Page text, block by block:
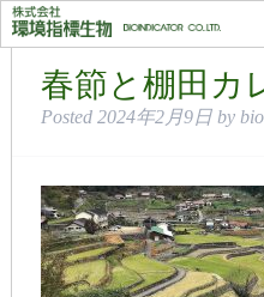
カテゴリー: お知らせ
春節と棚田カ
Posted 2024年2月9日 by